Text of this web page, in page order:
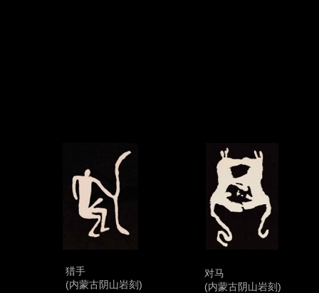
猎手
(内蒙古阴山岩刻)
对马
(内蒙古阴山岩刻)